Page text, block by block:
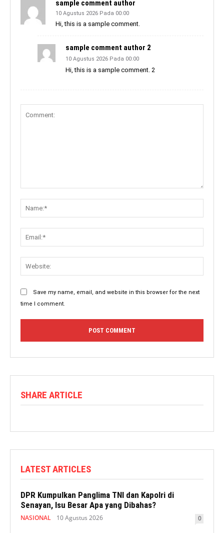
sample comment author
10 Agustus 2026 Pada 00:00
Hi, this is a sample comment.
sample comment author 2
10 Agustus 2026 Pada 00:00
Hi, this is a sample comment. 2
Save my name, email, and website in this browser for the next
time I comment.
SHARE ARTICLE
LATEST ARTICLES
DPR Kumpulkan Panglima TNI dan Kapolri di
Senayan, Isu Besar Apa yang Dibahas?
NASIONAL 10 Agustus 2026 0